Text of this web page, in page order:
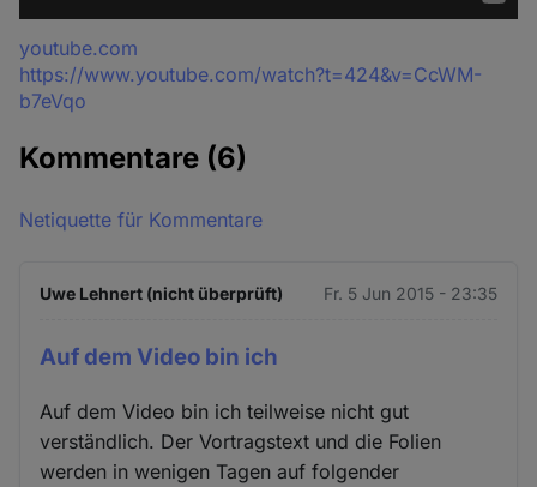
Quelle
youtube.com
https://www.youtube.com/watch?t=424&v=CcWM-
b7eVqo
Kommentare (6)
Netiquette für Kommentare
Uwe Lehnert (nicht überprüft) Fr. 5 Jun 2015 - 23:35
Auf dem Video bin ich
Auf dem Video bin ich teilweise nicht gut
verständlich. Der Vortragstext und die Folien
werden in wenigen Tagen auf folgender